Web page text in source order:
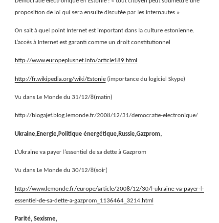
proposition de loi qui sera ensuite discutée par les internautes »
On sait à quel point Internet est important dans la culture estonienne.
L’accès à Internet est garanti comme un droit constitutionnel
http://www.europeplusnet.info/article189.html
http://fr.wikipedia.org/wiki/Estonie (importance du logiciel Skype)
Vu dans Le Monde du 31/12/8(matin)
http://blogajef.blog.lemonde.fr/2008/12/31/democratie-electronique/
Ukraine,Energie,Politique énergétique,Russie,Gazprom,
L’Ukraine va payer l’essentiel de sa dette à Gazprom
Vu dans Le Monde du 30/12/8(soir)
http://www.lemonde.fr/europe/article/2008/12/30/l-ukraine-va-payer-l-
essentiel-de-sa-dette-a-gazprom_1136464_3214.html
Parité, Sexisme,